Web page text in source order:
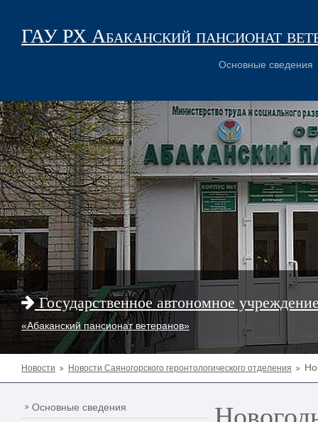
ГАУ РХ Абаканский пансионат
Основные сведения
Государственное автономное
«Абаканский пансионат ветеранов»
Новости Новости Саяногорского геронтологического отделения
Основные сведения